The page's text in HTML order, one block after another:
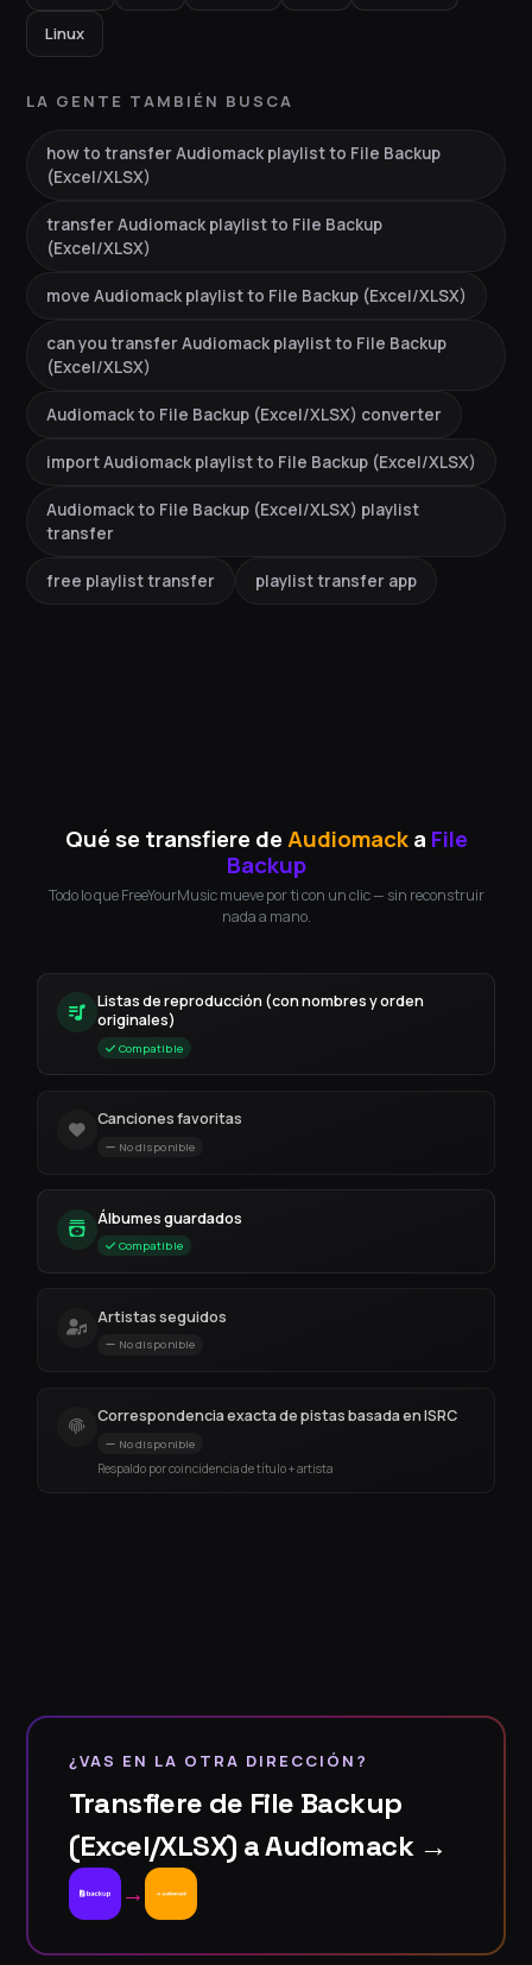
Linux
LA GENTE TAMBIÉN BUSCA
how to transfer Audiomack playlist to File Backup
(Excel/XLSX)
transfer Audiomack playlist to File Backup
(Excel/XLSX)
move Audiomack playlist to File Backup (Excel/XLSX)
can you transfer Audiomack playlist to File Backup
(Excel/XLSX)
Audiomack to File Backup (Excel/XLSX) converter
import Audiomack playlist to File Backup (Excel/XLSX)
Audiomack to File Backup (Excel/XLSX) playlist
transfer
free playlist transfer playlist transfer app
Qué se transfiere deAudiomacka File
Backup
Todo lo que FreeYourMusic mueve por ti con un clic — sin reconstruir
nada a mano.
Listas de reproducción (con nombres y orden
originales)
Compatible
Canciones favoritas
No disponible
Álbumes guardados
Compatible
Artistas seguidos
No disponible
Correspondencia exacta de pistas basada en ISRC
No disponible
Respaldo por coincidencia de título + artista
¿VAS EN LA OTRA DIRECCIÓN?
Transfiere de File Backup
(Excel/XLSX) a Audiomack →
→